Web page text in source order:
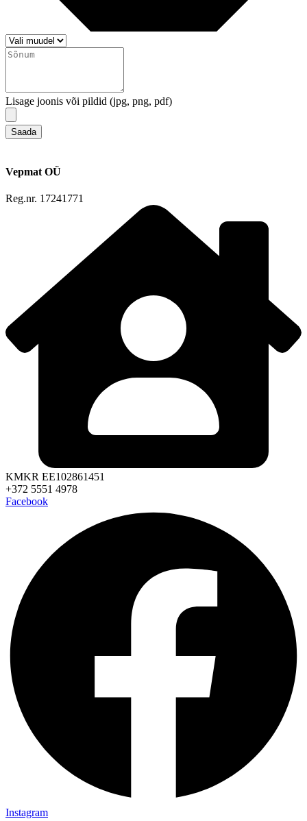
Lisage joonis või pildid (jpg, png, pdf)
Saada
Vepmat OÜ
Reg.nr. 17241771
KMKR EE102861451
+372 5551 4978
Facebook
Instagram